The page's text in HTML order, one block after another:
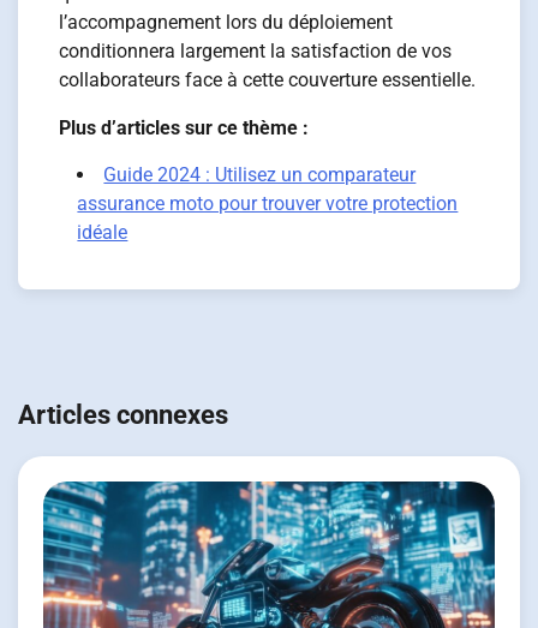
l’accompagnement lors du déploiement
conditionnera largement la satisfaction de vos
collaborateurs face à cette couverture essentielle.
Plus d’articles sur ce thème :
Guide 2024 : Utilisez un comparateur
assurance moto pour trouver votre protection
idéale
de
Articles connexes